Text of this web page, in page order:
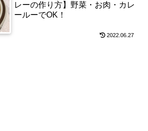
レーの作り方】野菜・お肉・カレ
ールーでOK！
2022.06.27